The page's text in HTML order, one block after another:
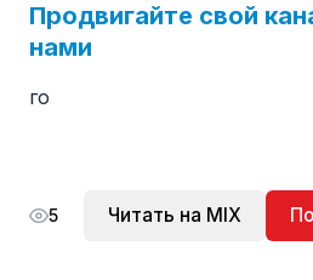
Продвигайте свой
нами
го
5 Читать на MIX